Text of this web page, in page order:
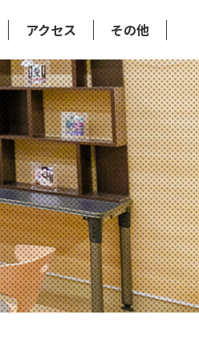
アクセス その他